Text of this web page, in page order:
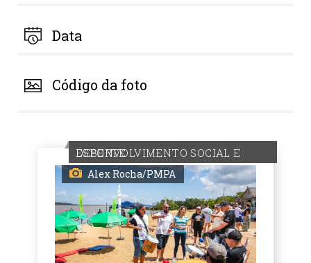
Data
Código da foto
DESENVOLVIMENTO SOCIAL E ESPORTE
Alex Rocha/PMPA